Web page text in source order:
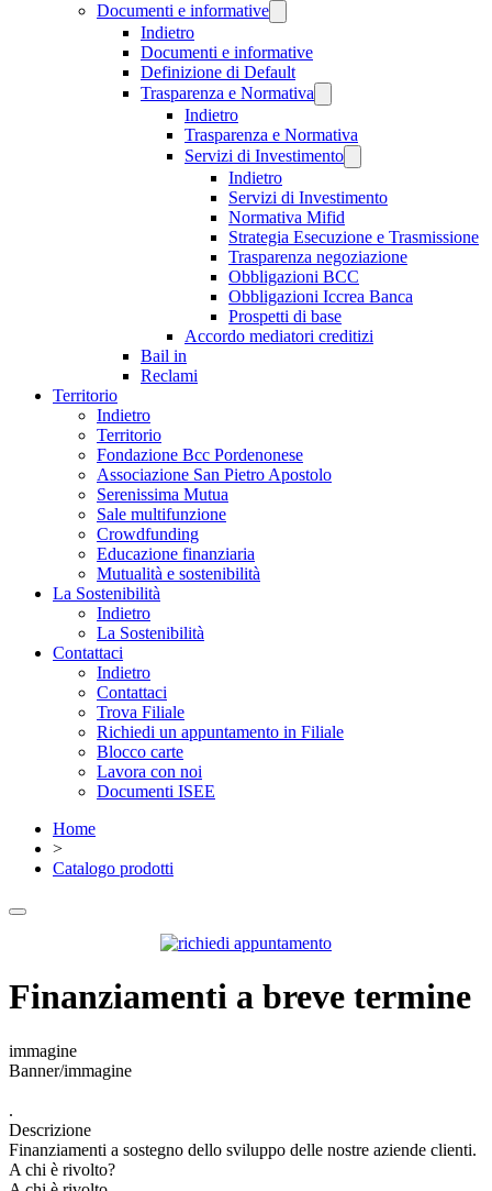
Documenti e informative
Indietro
Documenti e informative
Definizione di Default
Trasparenza e Normativa
Indietro
Trasparenza e Normativa
Servizi di Investimento
Indietro
Servizi di Investimento
Normativa Mifid
Strategia Esecuzione e Trasmissione
Trasparenza negoziazione
Obbligazioni BCC
Obbligazioni Iccrea Banca
Prospetti di base
Accordo mediatori creditizi
Bail in
Reclami
Territorio
Indietro
Territorio
Fondazione Bcc Pordenonese
Associazione San Pietro Apostolo
Serenissima Mutua
Sale multifunzione
Crowdfunding
Educazione finanziaria
Mutualità e sostenibilità
La Sostenibilità
Indietro
La Sostenibilità
Contattaci
Indietro
Contattaci
Trova Filiale
Richiedi un appuntamento in Filiale
Blocco carte
Lavora con noi
Documenti ISEE
Home
>
Catalogo prodotti
Finanziamenti a breve termine
immagine
Banner/immagine
.
Descrizione
Finanziamenti a sostegno dello sviluppo delle nostre aziende clienti.
A chi è rivolto?